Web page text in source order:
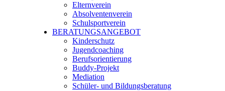
Elternverein
Absolventenverein
Schulsportverein
BERATUNGSANGEBOT
Kinderschutz
Jugendcoaching
Berufsorientierung
Buddy-Projekt
Mediation
Schüler- und Bildungsberatung